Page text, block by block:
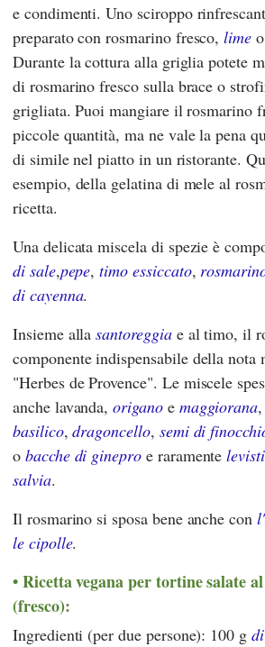
e condimenti. Uno sciroppo
preparato con rosmarino fresco,lime o
Durante la cottura alla griglia potete
di rosmarino fresco sulla brace o
grigliata. Puoi mangiare il rosmarino
piccole quantità, ma ne vale la pena
di simile nel piatto in un ristorante.
esempio, della gelatina di mele al
ricetta.
Una delicata miscela di spezie è
di sale,pepe,timo essiccato,
di cayenna.
Insieme allasantoreggiae al timo, il
componente indispensabile della nota
"Herbes de Provence". Le miscele
anche lavanda,origanoe maggiorana
basilico,dragoncello, semi di
o bacche di ginepro e raramente
salvia.
Il rosmarino si sposa bene anche con
le cipolle.
Ricetta vegana per tortine salate
(fresco):
Ingredienti (per due persone): 100 g